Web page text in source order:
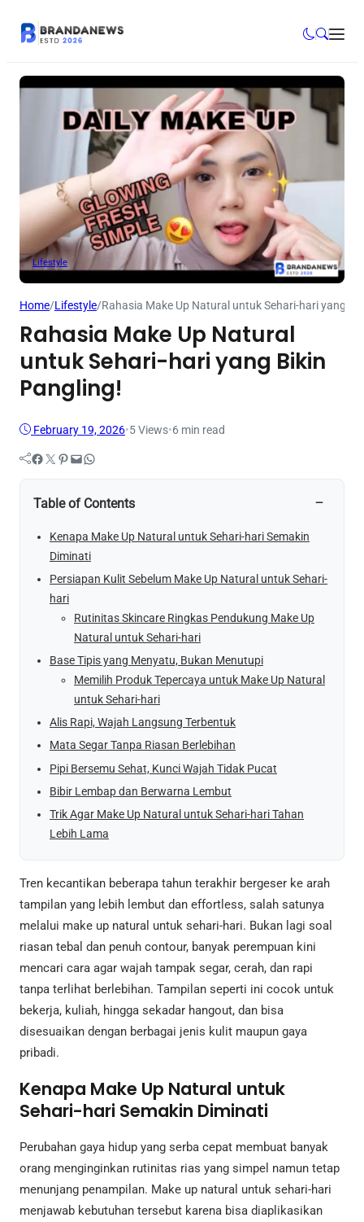
Lifestyle
Home/Lifestyle/Rahasia Make Up Natural untuk Sehari-hari yang
Rahasia Make Up Natural
untuk Sehari-hari yang Bikin
Pangling!
February 19, 2026•5Views•6 min read
Facebook Twitter Pinterest Mail WhatsApp
Table of Contents −
Kenapa Make Up Natural untuk Sehari-hari Semakin
Diminati
Persiapan Kulit Sebelum Make Up Natural untuk Sehari-
hari
Rutinitas Skincare Ringkas Pendukung Make Up
Natural untuk Sehari-hari
Base Tipis yang Menyatu, Bukan Menutupi
Memilih Produk Tepercaya untuk Make Up Natural
untuk Sehari-hari
Alis Rapi, Wajah Langsung Terbentuk
Mata Segar Tanpa Riasan Berlebihan
Pipi Bersemu Sehat, Kunci Wajah Tidak Pucat
Bibir Lembap dan Berwarna Lembut
Trik Agar Make Up Natural untuk Sehari-hari Tahan
Lebih Lama
Tren kecantikan beberapa tahun terakhir bergeser ke arah
tampilan yang lebih lembut dan effortless, salah satunya
melalui make up natural untuk sehari-hari. Bukan lagi soal
riasan tebal dan penuh contour, banyak perempuan kini
mencari cara agar wajah tampak segar, cerah, dan rapi
tanpa terlihat berlebihan. Tampilan seperti ini cocok untuk
bekerja, kuliah, hingga sekadar hangout, dan bisa
disesuaikan dengan berbagai jenis kulit maupun gaya
pribadi.
Kenapa Make Up Natural untuk
Sehari-hari Semakin Diminati
Perubahan gaya hidup yang serba cepat membuat banyak
orang menginginkan rutinitas rias yang simpel namun tetap
menunjang penampilan. Make up natural untuk sehari-hari
menjawab kebutuhan tersebut karena bisa diaplikasikan